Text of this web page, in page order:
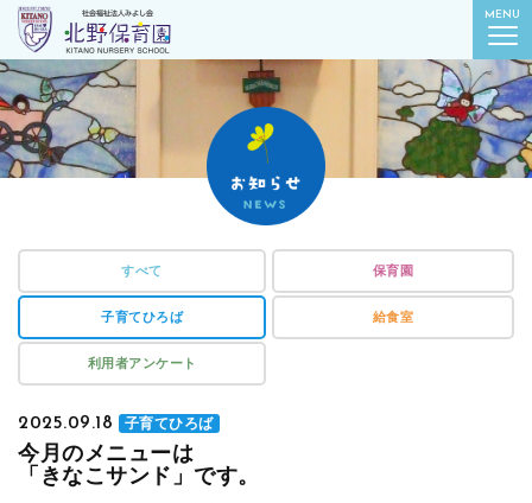
MENU
社会福祉法人みよし会
すべて 保育園
子育てひろば 給食室
利用者アンケート
2025.09.18 子育てひろば
今月のメニューは
「きなこサンド」です。